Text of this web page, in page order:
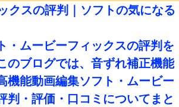
クスの評判｜ソフトの気になる
・ムービーフィックスの評判を
のブログでは、音ずれ補正機能
機能動画編集ソフト・ムービー
判・評価・口コミについてまと